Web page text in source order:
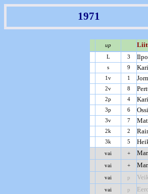
1971
up
L 3 Ilpo
s 9 Kari
1v 1
2v 8
2p 4 Kari
3p 6 Ossi
3v 7
2k 2
3k 5
vai +
vai +
vai p
vai p